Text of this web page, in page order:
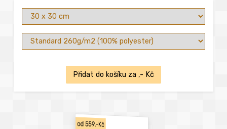
Přidat do košíku za ,- Kč
od 559,-Kč